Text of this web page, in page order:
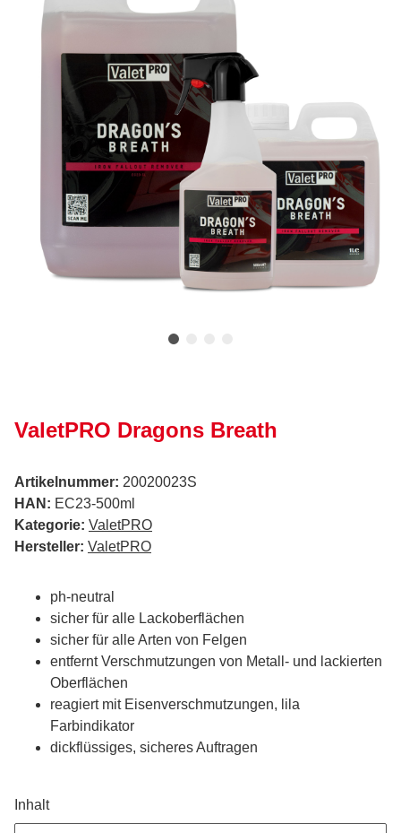
ValetPRO Dragons Breath
Artikelnummer: 20020023S
HAN: EC23-500ml
Kategorie: ValetPRO
Hersteller: ValetPRO
ph-neutral
sicher für alle Lackoberflächen
sicher für alle Arten von Felgen
entfernt Verschmutzungen von Metall- und lackierten
Oberflächen
reagiert mit Eisenverschmutzungen, lila
Farbindikator
dickflüssiges, sicheres Auftragen
Inhalt